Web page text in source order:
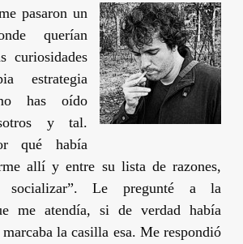
pasaron un
querían
curiosidades
estrategia
has oído
y tal.
qué había
allí y entre su lista de razones,
socializar”. Le pregunté a la
me atendía, si de verdad había
la casilla esa. Me respondió